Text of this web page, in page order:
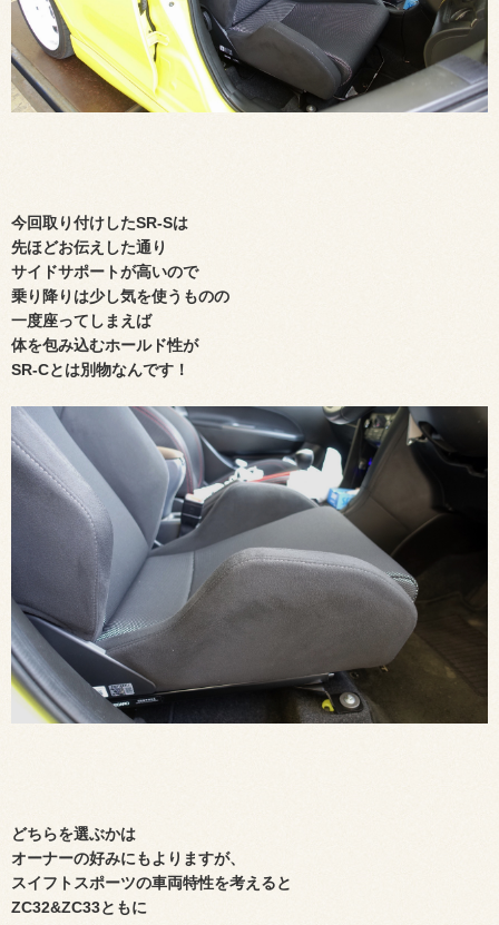
今回取り付けしたSR-Sは
先ほどお伝えした通り
サイドサポートが高いので
乗り降りは少し気を使うものの
一度座ってしまえば
体を包み込むホールド性が
SR-Cとは別物なんです！
どちらを選ぶかは
オーナーの好みにもよりますが、
スイフトスポーツの車両特性を考えると
ZC32&ZC33ともに